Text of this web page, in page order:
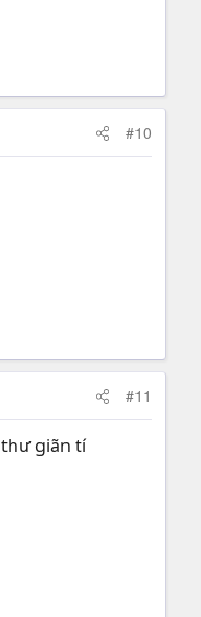
#10
#11
thư giãn tí